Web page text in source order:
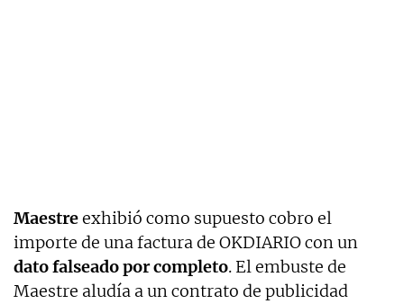
Maestreexhibió como supuesto cobro el
importe de una factura de OKDIARIO con un
dato falseado por completo. El embuste de
Maestre aludía a un contrato de publicidad